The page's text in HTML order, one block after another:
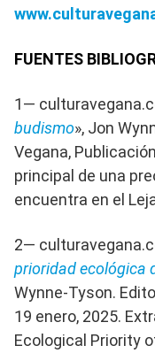
FUENTES
1—
budismo», Jon
Vegana,
principal de una
encuentra en el
2—
prioridad ecológica
Wynne-Tyson.
19 enero, 2025.
Ecological Priority